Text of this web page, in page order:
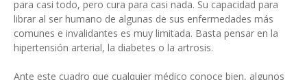
para casi todo, pero cura para casi nada. Su capacidad para
librar al ser humano de algunas de sus enfermedades más
comunes e invalidantes es muy limitada. Basta pensar en la
hipertensión arterial, la diabetes o la artrosis.
Ante este cuadro que cualquier médico conoce bien, algunos